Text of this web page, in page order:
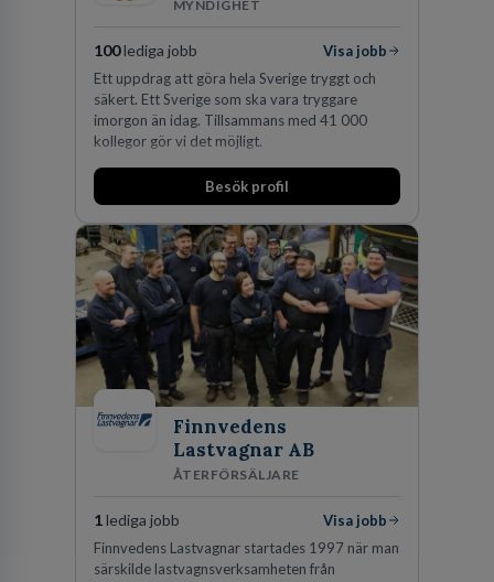
MYNDIGHET
100lediga jobb
Visa jobb
Ett uppdrag att göra hela Sverige tryggt och
säkert. Ett Sverige som ska vara tryggare
imorgon än idag. Tillsammans med 41 000
kollegor gör vi det möjligt.
Besök profil
Finnvedens
Lastvagnar AB
ÅTERFÖRSÄLJARE
1lediga jobb
Visa jobb
Finnvedens Lastvagnar startades 1997 när man
särskilde lastvagnsverksamheten från